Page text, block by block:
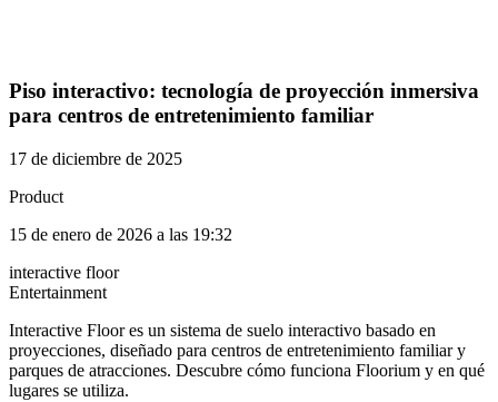
Piso interactivo: tecnología de proyección inmersiva
para centros de entretenimiento familiar
17 de diciembre de 2025
Product
15 de enero de 2026 a las 19:32
interactive floor
Entertainment
Interactive Floor es un sistema de suelo interactivo basado en
proyecciones, diseñado para centros de entretenimiento familiar y
parques de atracciones. Descubre cómo funciona Floorium y en qué
lugares se utiliza.